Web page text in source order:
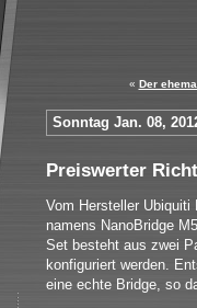
« Der
Sonntag Jan. 08,
Preiswerter
Vom Hersteller
namens NanoBridge
Set besteht aus zwei
konfiguriert werden.
eine echte Bridge, so